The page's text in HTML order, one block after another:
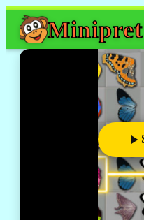
Minipret